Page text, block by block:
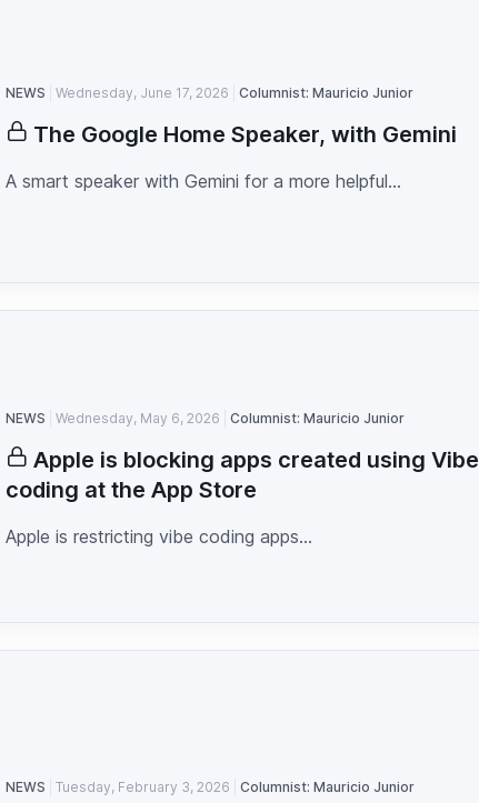
NEWS Wednesday, June 17, 2026 Columnist: Mauricio Junior
The Google Home Speaker, with Gemini
A smart speaker with Gemini for a more helpful...
NEWS Wednesday, May 6, 2026 Columnist: Mauricio Junior
Apple is blocking apps created using Vibe
coding at the App Store
Apple is restricting vibe coding apps...
NEWS Tuesday, February 3, 2026 Columnist: Mauricio Junior